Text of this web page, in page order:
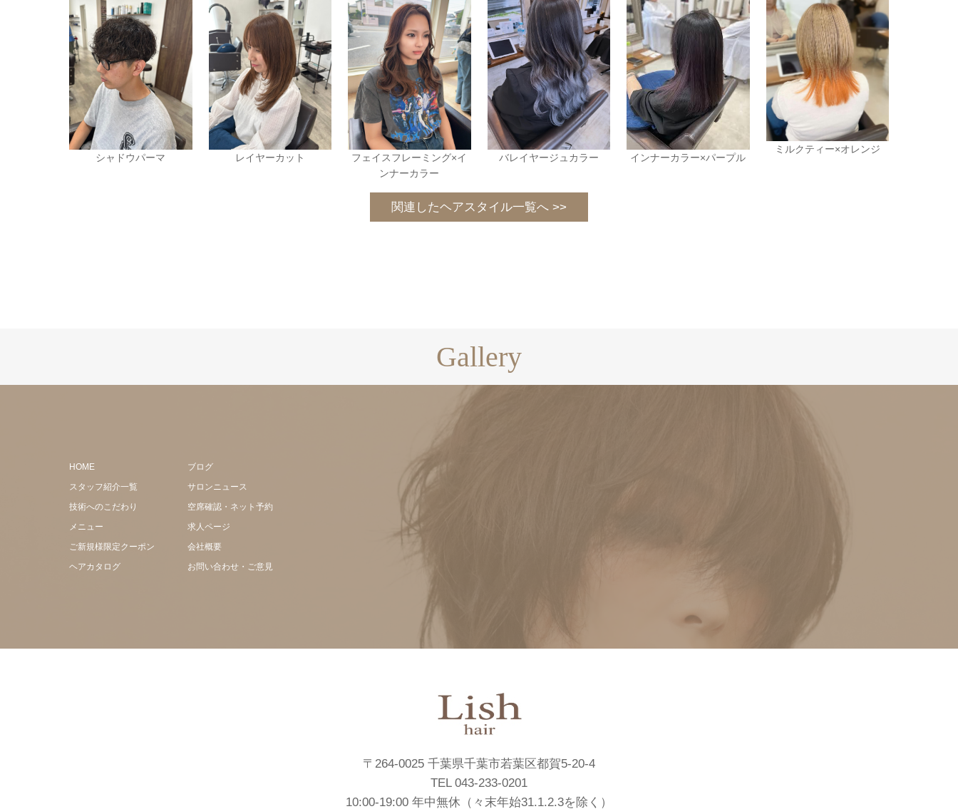
シャドウパーマ レイヤーカット
フェイスフレーミング×イ
ンナーカラー
バレイヤージュカラー インナーカラー×パープル
ミルクティー×オレンジ
関連したヘアスタイル一覧へ >>
Gallery
HOME
スタッフ紹介一覧
技術へのこだわり
メニュー
ご新規様限定クーポン
ヘアカタログ
ブログ
サロンニュース
空席確認・ネット予約
求人ページ
会社概要
お問い合わせ・ご意見
〒264-0025 千葉県千葉市若葉区都賀5-20-4
TEL 043-233-0201
10:00-19:00 年中無休（々末年始31.1.2.3を除く）